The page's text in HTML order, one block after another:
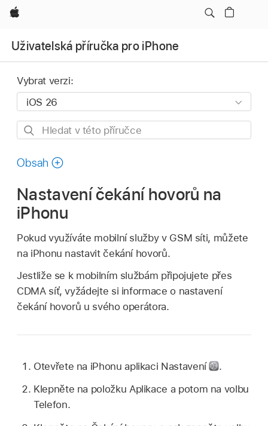
Apple
Uživatelská příručka pro iPhone
Vybrat verzi:
Hledat
příručce
Obsah
Nastavení čekání hovorů na
iPhonu
Pokud využíváte mobilní služby v GSM síti, můžete
na iPhonu nastavit čekání hovorů.
Jestliže se k mobilním službám připojujete přes
CDMA síť, vyžádejte si informace o nastavení
čekání hovorů u svého operátora.
Otevřete na iPhonu aplikaci Nastavení
.
Klepněte na položku Aplikace a potom na volbu
Telefon.